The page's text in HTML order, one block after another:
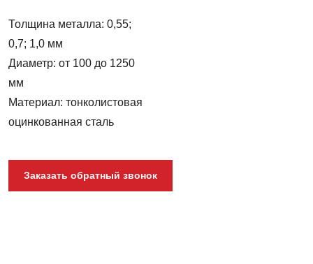
Толщина металла: 0,55;
0,7; 1,0 мм
Диаметр: от 100 до 1250
мм
Материал: тонколистовая
оцинкованная сталь
Заказать обратный звонок